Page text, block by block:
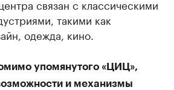
связан с классическими
такими как
одежда, кино.
упомянутого «ЦИЦ»,
и механизмы